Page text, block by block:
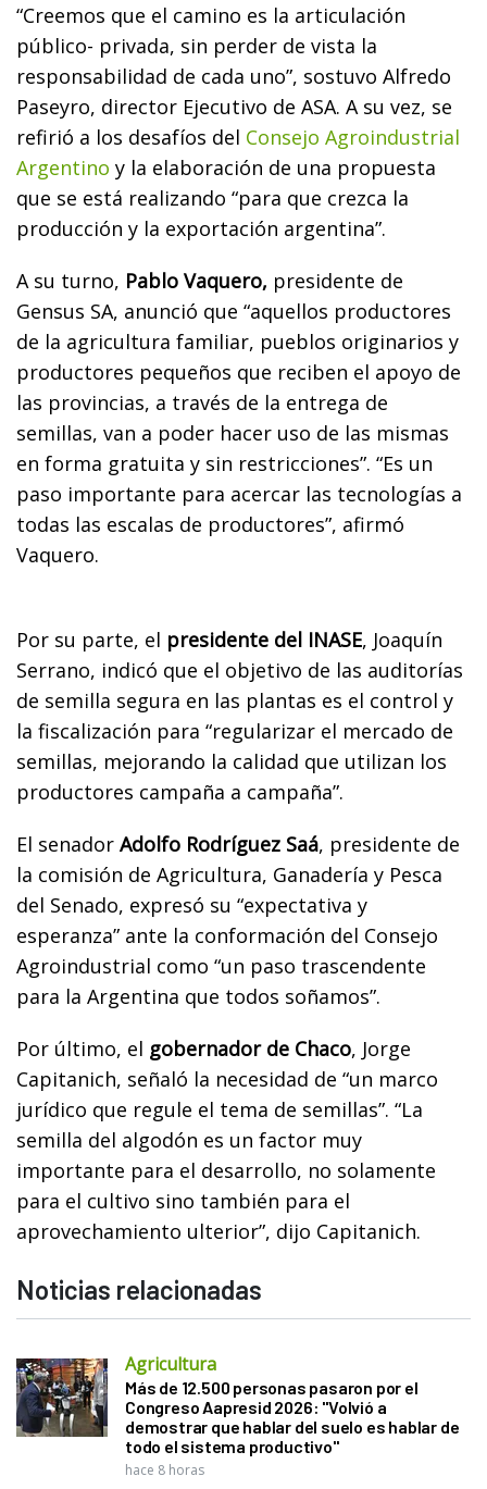
“Creemos que el camino es la articulación
público- privada, sin perder de vista la
responsabilidad de cada uno”, sostuvo Alfredo
Paseyro, director Ejecutivo de ASA. A su vez, se
refirió a los desafíos del Consejo Agroindustrial
Argentino y la elaboración de una propuesta
que se está realizando “para que crezca la
producción y la exportación argentina”.
A su turno, Pablo Vaquero, presidente de
Gensus SA, anunció que “aquellos productores
de la agricultura familiar, pueblos originarios y
productores pequeños que reciben el apoyo de
las provincias, a través de la entrega de
semillas, van a poder hacer uso de las mismas
en forma gratuita y sin restricciones”. “Es un
paso importante para acercar las tecnologías a
todas las escalas de productores”, afirmó
Vaquero.
Por su parte, el presidente del INASE, Joaquín
Serrano, indicó que el objetivo de las auditorías
de semilla segura en las plantas es el control y
la fiscalización para “regularizar el mercado de
semillas, mejorando la calidad que utilizan los
productores campaña a campaña”.
El senador Adolfo Rodríguez Saá, presidente de
la comisión de Agricultura, Ganadería y Pesca
del Senado, expresó su “expectativa y
esperanza” ante la conformación del Consejo
Agroindustrial como “un paso trascendente
para la Argentina que todos soñamos”.
Por último, el gobernador de Chaco, Jorge
Capitanich, señaló la necesidad de “un marco
jurídico que regule el tema de semillas”. “La
semilla del algodón es un factor muy
importante para el desarrollo, no solamente
para el cultivo sino también para el
aprovechamiento ulterior”, dijo Capitanich.
Noticias relacionadas
Agricultura
Más de 12.500 personas pasaron por el
Congreso Aapresid 2026: "Volvió a
demostrar que hablar del suelo es hablar de
todo el sistema productivo"
hace 8 horas